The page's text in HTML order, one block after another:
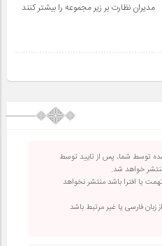
مدیران نظارت بر زیر مجموعه را بیشتر کنند
توسط شما، پس از تایید توسط
خواهد شد.
یا افترا باشد منتشر نخواهد
زبان فارسی یا غیر مرتبط باشد